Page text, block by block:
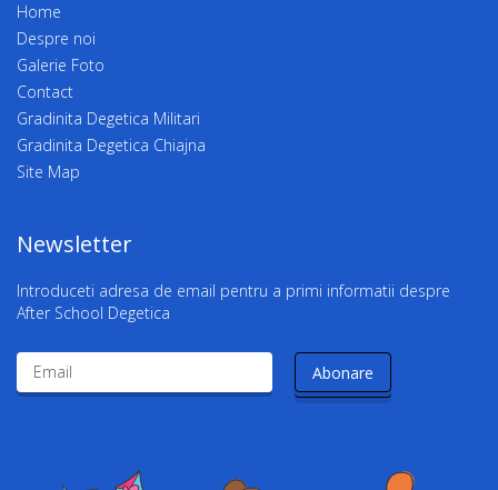
Home
Despre noi
Galerie Foto
Contact
Gradinita Degetica Militari
Gradinita Degetica Chiajna
Site Map
Newsletter
Introduceti adresa de email pentru a primi informatii despre
After School Degetica